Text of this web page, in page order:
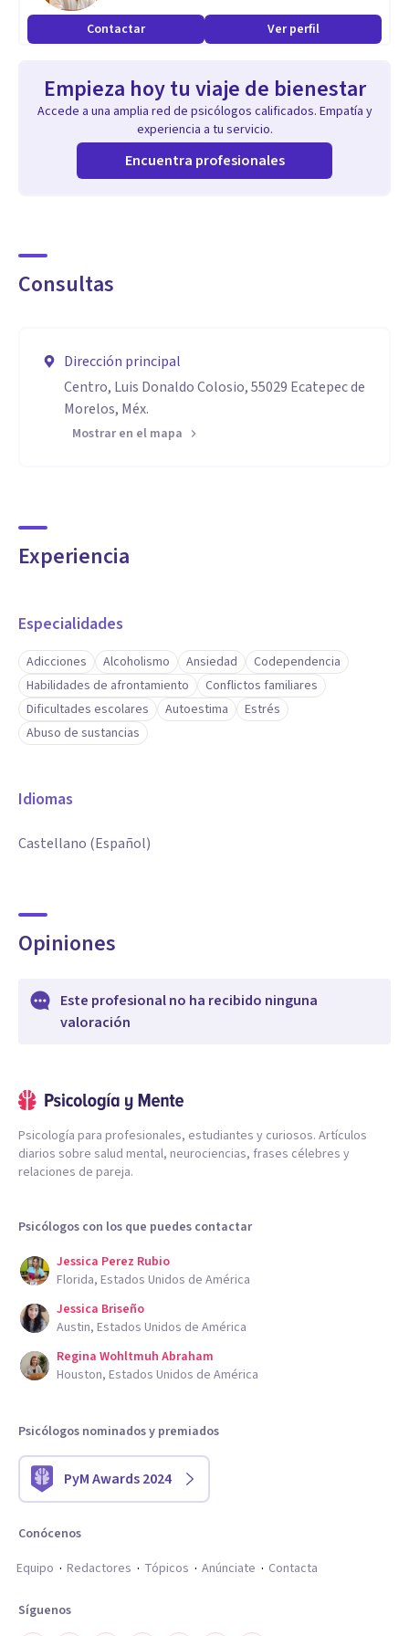
● Integridad
● Comunicación efectiva
Contactar Ver perfil
Empieza hoy tu viaje de bienestar
Accede a una amplia red de psicólogos calificados. Empatía y
experiencia a tu servicio.
Encuentra profesionales
Consultas
Dirección principal
Centro, Luis Donaldo Colosio, 55029 Ecatepec de
Morelos, Méx.
Mostrar en el mapa
Experiencia
Especialidades
Adicciones Alcoholismo Ansiedad
Codependencia
Habilidades de afrontamiento
Conflictos familiares
Dificultades escolares
Autoestima
Estrés
Abuso de sustancias
Idiomas
Castellano (Español)
Opiniones
Este profesional no ha recibido ninguna
valoración
Psicología para profesionales, estudiantes y curiosos. Artículos
diarios sobre salud mental, neurociencias, frases célebres y
relaciones de pareja.
Psicólogos con los que puedes contactar
Jessica Perez Rubio
Florida, Estados Unidos de América
Jessica Briseño
Austin, Estados Unidos de América
Regina Wohltmuh Abraham
Houston, Estados Unidos de América
Psicólogos nominados y premiados
PyM Awards 2024
Conócenos
Equipo
Redactores Tópicos Anúnciate Contacta
Síguenos